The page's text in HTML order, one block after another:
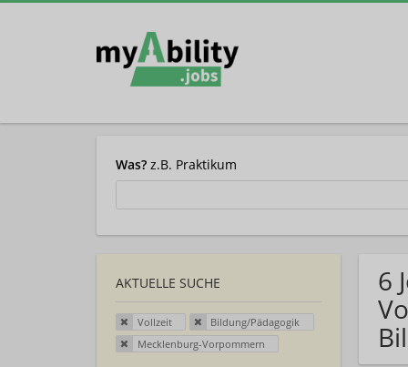
Was? z.B. Praktikum
AKTUELLE SUCHE
Vollzeit
Bildung/Pädagogik
Mecklenburg-Vorpommern
6